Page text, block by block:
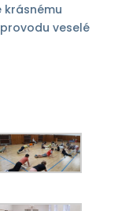
krásnému
veselé